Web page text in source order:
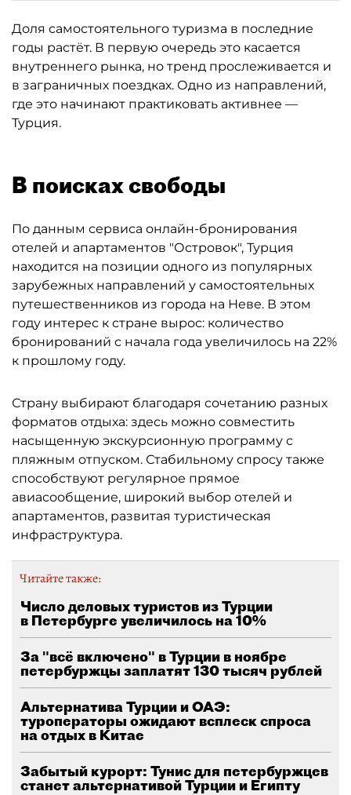
Доля самостоятельного туризма в последние
годы растёт. В первую очередь это касается
внутреннего рынка, но тренд прослеживается и
в заграничных поездках. Одно из направлений,
где это начинают практиковать активнее —
Турция.
В поисках свободы
По данным сервиса онлайн-бронирования
отелей и апартаментов "Островок", Турция
находится на позиции одного из популярных
зарубежных направлений у самостоятельных
путешественников из города на Неве. В этом
году интерес к стране вырос: количество
бронирований с начала года увеличилось на 22%
к прошлому году.
Страну выбирают благодаря сочетанию разных
форматов отдыха: здесь можно совместить
насыщенную экскурсионную программу с
пляжным отпуском. Стабильному спросу также
способствуют регулярное прямое
авиасообщение, широкий выбор отелей и
апартаментов, развитая туристическая
инфраструктура.
Читайте также:
Число деловых туристов из Турции
в Петербурге увеличилось на 10%
За "всё включено" в Турции в ноябре
петербуржцы заплатят 130 тысяч рублей
Альтернатива Турции и ОАЭ:
туроператоры ожидают всплеск спроса
на отдых в Китае
Забытый курорт: Тунис для петербуржцев
станет альтернативой Турции и Египту